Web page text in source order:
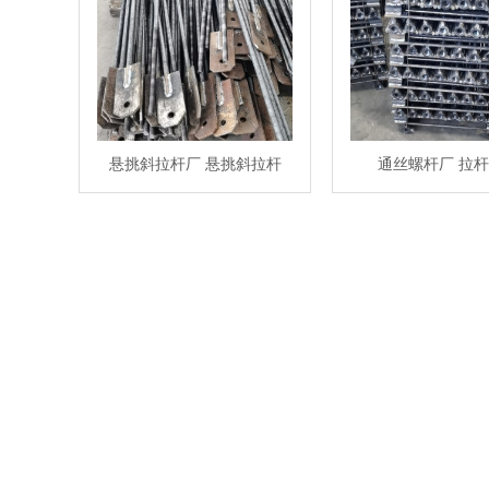
悬挑斜拉杆厂 悬挑斜拉杆 通丝螺杆厂 拉